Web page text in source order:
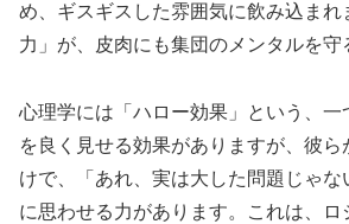
め、ギスギスした雰囲気に飲み込まれ
力」が、皮肉にも集団のメンタルを守
心理学には「 ハロー効果 」という、
を良く見せる効果がありますが、彼
けで、「あれ、実は大した問題じゃな
に思わせる力があります。これは、ロ